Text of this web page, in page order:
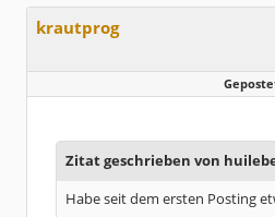
krautprog
Zitat geschrieben von
Habe seit dem ersten Posting